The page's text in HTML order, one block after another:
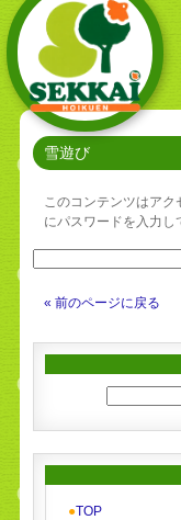
雪遊び
このコンテンツはア
にパスワードを入力し
« 前のページに戻る
●TOP